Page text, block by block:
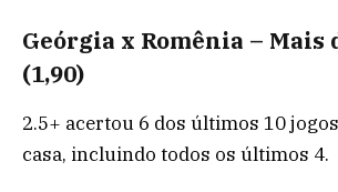
Geórgia x Romênia – Mais
(1,90)
2.5+ acertou 6 dos últimos 10
casa, incluindo todos os últimos 4.